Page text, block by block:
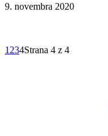
9. novembra 2020
1 234Strana 4 z 4